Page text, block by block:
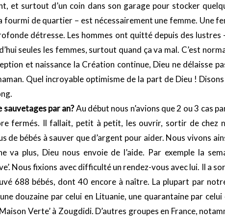
et surtout d’un coin dans son garage pour stocker
fourmi de quartier – est nécessairement une femme. Une
détresse. Les hommes ont quitté depuis des
seules les femmes, surtout quand ça va mal. C’est
et naissance la Création continue, Dieu ne délaisse
Quel incroyable optimisme de la part de Dieu !
sauvetages par an?Au début nous n’avions que 2 ou 3 cas
fermés. Il fallait, petit à petit, les ouvrir, sortir de chez
de bébés à sauver que d’argent pour aider. Nous vivons
va plus, Dieu nous envoie de l’aide. Par exemple la
Nous fixions avec difficulté un rendez-vous avec lui. Il a
688 bébés, dont 40 encore à naître. La plupart par
douzaine par celui en Lituanie, une quarantaine par
Verte’ à Zougdidi. D’autres groupes en France,